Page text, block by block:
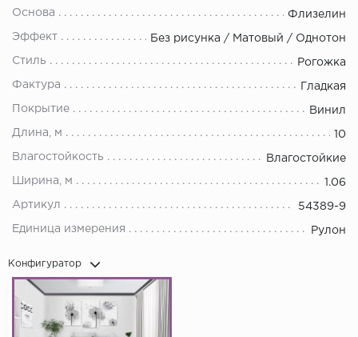
Основа Флизелин
Эффект Без рисунка / Матовый / Однотон
Стиль Рогожка
Фактура Гладкая
Покрытие Винил
Длина, м 10
Влагостойкость Влагостойкие
Ширина, м 1.06
Артикул 54389-9
Единица измерения Рулон
Конфигуратор